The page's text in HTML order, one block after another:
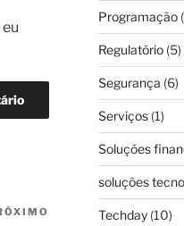
Próximo
Programação
Regulatório(5)
Segurança (6)
Serviços(1)
Soluções
soluções
Techday(10)